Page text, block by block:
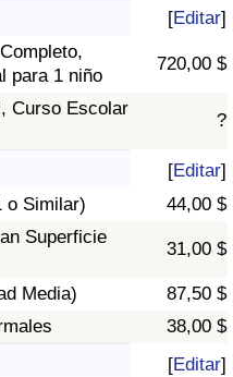
[Editar]
para 1 niño
720,00 $
Curso Escolar
?
[Editar]
o Similar)
44,00 $
Superficie
31,00 $
Media)
87,50 $
38,00 $
[Editar]